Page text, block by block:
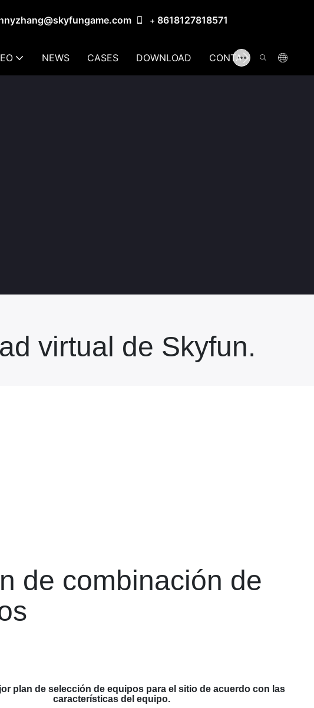
+8618127818571
NEWS CASES DOWNLOAD CONTACT US
virtual de Skyfun.
de combinación de
plan de selección de equipos para el sitio de acuerdo con las
características del equipo.